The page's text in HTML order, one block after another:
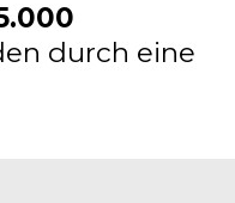
durch eine